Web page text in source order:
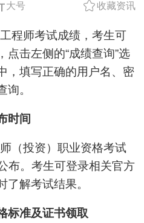
大号 收藏资讯
程师考试成绩，考生可
点击左侧的“成绩查询”选
，填写正确的用户名、密
询。
时间
（投资）职业资格考试
布。考生可登录相关官方
了解考试结果。
标准及证书领取